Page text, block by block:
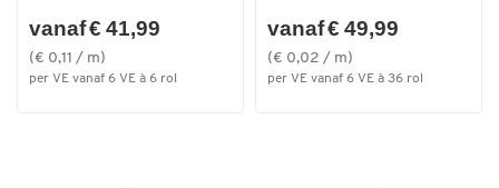
vanaf € 41,99
(€ 0,11 / m)
per VE vanaf 6 VE à 6 rol
vanaf € 49,99
(€ 0,02 / m)
per VE vanaf 6 VE à 36 rol